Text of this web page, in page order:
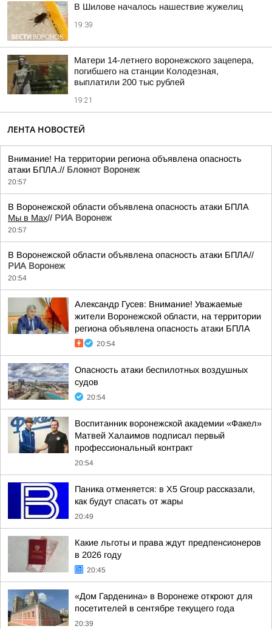
В Шилове началось нашествие жужелиц
19:39
Матери 14-летнего воронежского зацепера,
погибшего на станции Колодезная,
выплатили 200 тыс рублей
19:21
ЛЕНТА НОВОСТЕЙ
Внимание! На территории региона объявлена опасность
атаки БПЛА.// Блокнот Воронеж
20:57
В Воронежской области объявлена опасность атаки БПЛА
Мы в Мах// РИА Воронеж
20:57
В Воронежской области объявлена опасность атаки БПЛА//
РИА Воронеж
20:54
Александр Гусев: Внимание! Уважаемые
жители Воронежской области, на территории
региона объявлена опасность атаки БПЛА
20:54
Опасность атаки беспилотных воздушных
судов
20:54
Воспитанник воронежской академии «Факел»
Матвей Халаимов подписал первый
профессиональный контракт
20:54
Паника отменяется: в X5 Group рассказали,
как будут спасать от жары
20:49
Какие льготы и права ждут предпенсионеров
в 2026 году
20:45
«Дом Гарденина» в Воронеже откроют для
посетителей в сентябре текущего года
20:39